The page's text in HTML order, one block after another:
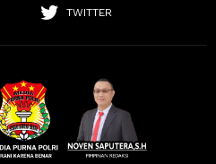
TWITTER